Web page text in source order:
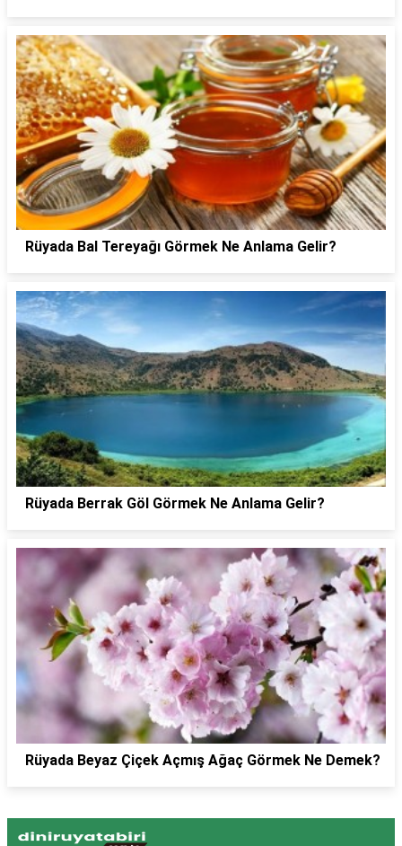
Rüyada Bal Tereyağı Görmek Ne Anlama Gelir?
Rüyada Berrak Göl Görmek Ne Anlama Gelir?
Rüyada Beyaz Çiçek Açmış Ağaç Görmek Ne Demek?